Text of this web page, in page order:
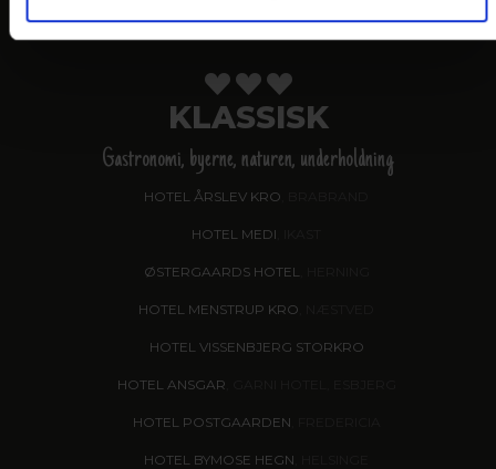
KLASSISK
Gastronomi, byerne, naturen, underholdning
HOTEL ÅRSLEV KRO
HOTEL MEDI
ØSTERGAARDS HOTEL, HERNING
HOTEL MENSTRUP KRO
HOTEL VISSENBJERG STORKRO
HOTEL ANSGAR
HOTEL POSTGAARDEN
HOTEL BYMOSE HEGN